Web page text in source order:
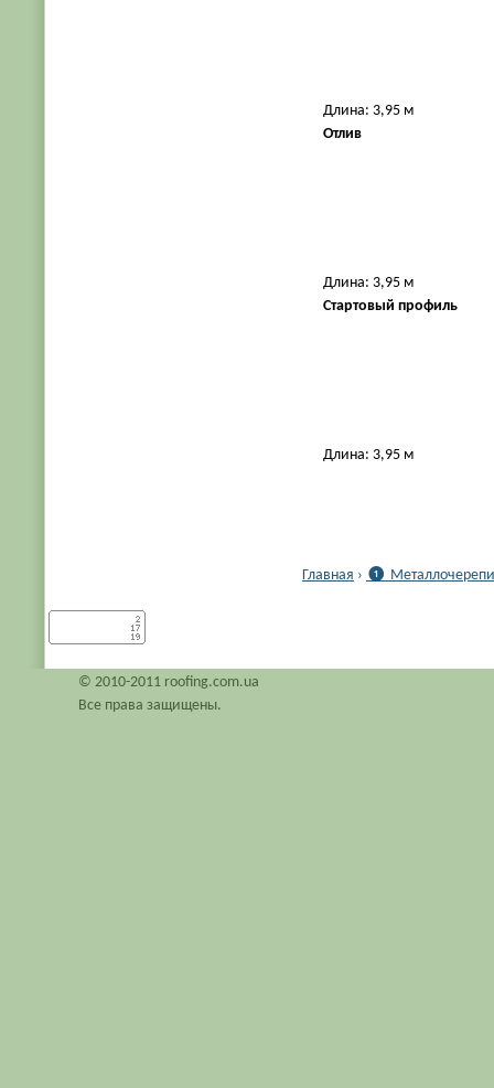
Длина: 3,95 м
Отлив
Длина: 3,95 м
Стартовый профиль
Длина: 3,95 м
Главная › ❶
© 2010-2011 roofing.com.ua
Все права защищены.